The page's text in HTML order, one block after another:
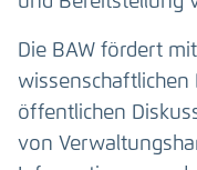
Die BAW fördert
wissenschaftlichen
öffentlichen
von